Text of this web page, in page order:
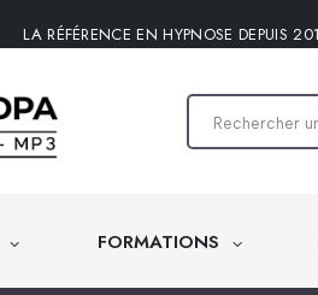
LA RÉFÉRENCE EN HYPNOSE DEPUIS
FORMATIONS